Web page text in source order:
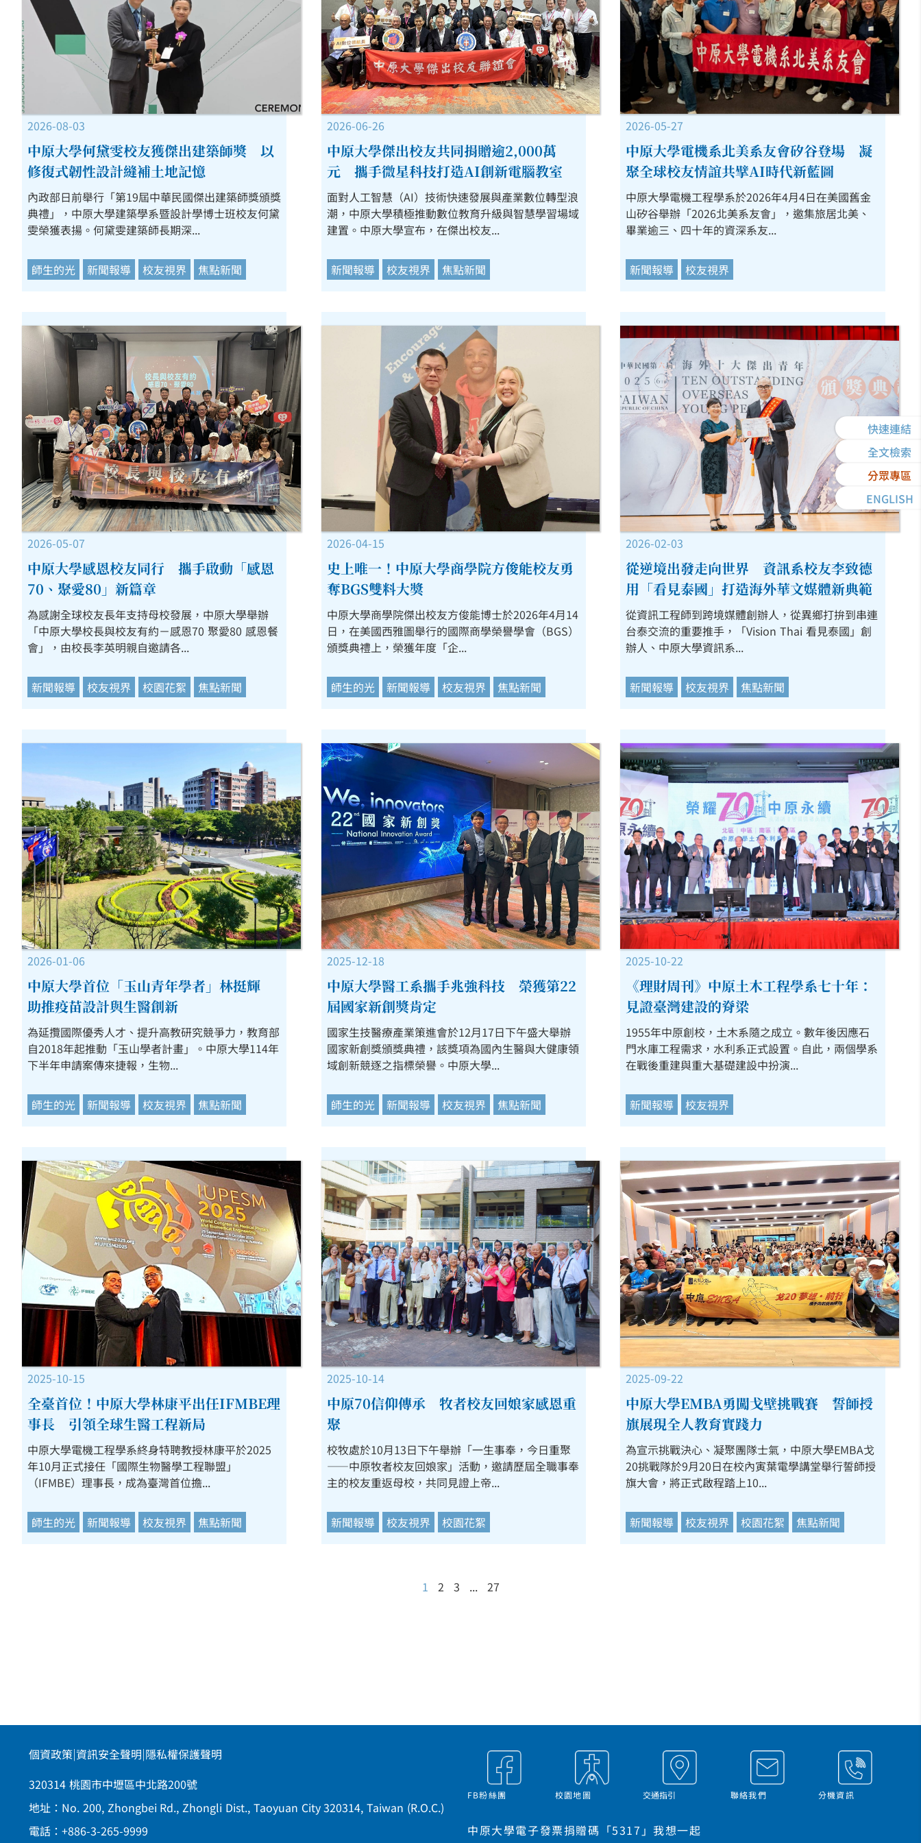
快速連結
全文檢索
分眾專區
ENGLISH
2026-08-03
中原大學何黛雯校友獲傑出建築師獎 以
修復式韌性設計縫補土地記憶
內政部日前舉行「第19屆中華民國傑出建築師獎頒獎
典禮」，中原大學建築學系暨設計學博士班校友何黛
雯榮獲表揚。何黛雯建築師長期深...
師生的光 新聞報導 校友視界 焦點新聞
2026-06-26
中原大學傑出校友共同捐贈逾2,000萬
元 攜手微星科技打造AI創新電腦教室
面對人工智慧（AI）技術快速發展與產業數位轉型浪
潮，中原大學積極推動數位教育升級與智慧學習場域
建置。中原大學宣布，在傑出校友...
新聞報導 校友視界 焦點新聞
2026-05-27
中原大學電機系北美系友會矽谷登場 凝
聚全球校友情誼共擘AI時代新藍圖
中原大學電機工程學系於2026年4月4日在美國舊金
山矽谷舉辦「2026北美系友會」，邀集旅居北美、
畢業逾三、四十年的資深系友...
新聞報導 校友視界
2026-05-07
中原大學感恩校友同行 攜手啟動「感恩
70、聚愛80」新篇章
為感謝全球校友長年支持母校發展，中原大學舉辦
「中原大學校長與校友有約－感恩70 聚愛80 感恩餐
會」，由校長李英明親自邀請各...
新聞報導 校友視界 校園花絮 焦點新聞
2026-04-15
史上唯一！中原大學商學院方俊能校友勇
奪BGS雙料大獎
中原大學商學院傑出校友方俊能博士於2026年4月14
日，在美國西雅圖舉行的國際商學榮譽學會（BGS）
頒獎典禮上，榮獲年度「企...
師生的光 新聞報導 校友視界 焦點新聞
2026-02-03
從逆境出發走向世界 資訊系校友李致德
用「看見泰國」打造海外華文媒體新典範
從資訊工程師到跨境媒體創辦人，從異鄉打拚到串連
台泰交流的重要推手，「Vision Thai 看見泰國」創
辦人、中原大學資訊系...
新聞報導 校友視界 焦點新聞
2026-01-06
中原大學首位「玉山青年學者」林挺輝
助推疫苗設計與生醫創新
為延攬國際優秀人才、提升高教研究競爭力，教育部
自2018年起推動「玉山學者計畫」。中原大學114年
下半年申請案傳來捷報，生物...
師生的光 新聞報導 校友視界 焦點新聞
2025-12-18
中原大學醫工系攜手兆強科技 榮獲第22
屆國家新創獎肯定
國家生技醫療產業策進會於12月17日下午盛大舉辦
國家新創獎頒獎典禮，該獎項為國內生醫與大健康領
域創新競逐之指標榮譽。中原大學...
師生的光 新聞報導 校友視界 焦點新聞
2025-10-22
《理財周刊》中原土木工程學系七十年：
見證臺灣建設的脊梁
1955年中原創校，土木系隨之成立。數年後因應石
門水庫工程需求，水利系正式設置。自此，兩個學系
在戰後重建與重大基礎建設中扮演...
新聞報導 校友視界
2025-10-15
全臺首位！中原大學林康平出任IFMBE理
事長 引領全球生醫工程新局
中原大學電機工程學系終身特聘教授林康平於2025
年10月正式接任「國際生物醫學工程聯盟」
（IFMBE）理事長，成為臺灣首位擔...
師生的光 新聞報導 校友視界 焦點新聞
2025-10-14
中原70信仰傳承 牧者校友回娘家感恩重
聚
校牧處於10月13日下午舉辦「一生事奉，今日重聚
——中原牧者校友回娘家」活動，邀請歷屆全職事奉
主的校友重返母校，共同見證上帝...
新聞報導 校友視界 校園花絮
2025-09-22
中原大學EMBA勇闖戈壁挑戰賽 誓師授
旗展現全人教育實踐力
為宣示挑戰決心、凝聚團隊士氣，中原大學EMBA戈
20挑戰隊於9月20日在校內寅葉電學講堂舉行誓師授
旗大會，將正式啟程踏上10...
新聞報導 校友視界 校園花絮 焦點新聞
1 2 3 ... 27
個資政策|資訊安全聲明|隱私權保護聲明
320314 桃園市中壢區中北路200號
地址：No. 200, Zhongbei Rd., Zhongli Dist., Taoyuan City 320314, Taiwan (R.O.C.)
電話：+886-3-265-9999
FB粉絲團 校園地圖 交通指引 聯絡我們 分機資訊
中原大學電子發票捐贈碼「5317」我想一起